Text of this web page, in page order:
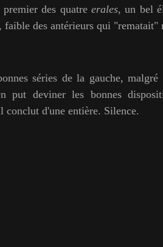
des quatreerales, un bel
faible des antérieurs qui "rematait"
séries de la gauche,
put deviner les bonnes
conclut d'une entière. Silence.